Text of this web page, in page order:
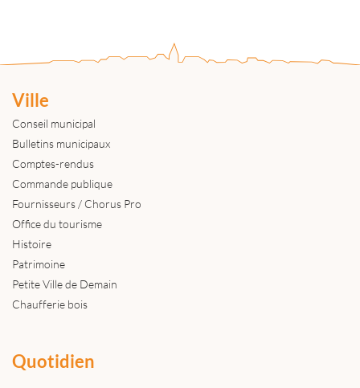
Ville
Conseil municipal
Bulletins municipaux
Comptes-rendus
Commande publique
Fournisseurs / Chorus Pro
Office du tourisme
Histoire
Patrimoine
Petite Ville de Demain
Chaufferie bois
Quotidien